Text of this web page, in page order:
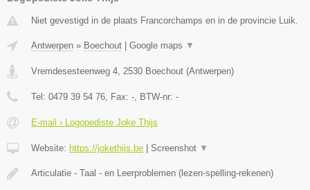
Niet gevestigd in de plaats Francorchamps en in de provincie Luik.
Antwerpen » Boechout | Google maps ▼
Vremdesesteenweg 4 2530 Boechout (Antwerpen)
Tel: 0479 39 54 76 , Fax: - , BTW-nr: -
E-mail › Logopediste Joke Thijs
Website: https://jokethijs.be | Screenshot ▼
Articulatie - Taal - en Leerproblemen (lezen-spelling-rekenen)